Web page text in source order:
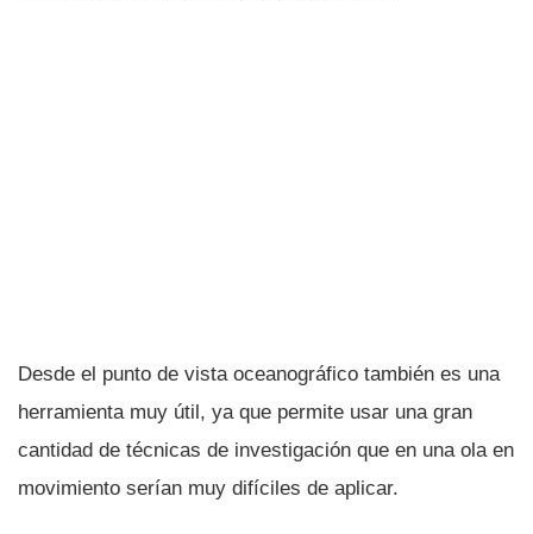
Desde el punto de vista oceanográfico también es una
herramienta muy útil, ya que permite usar una gran
cantidad de técnicas de investigación que en una ola en
movimiento serí­an muy difí­ciles de aplicar.